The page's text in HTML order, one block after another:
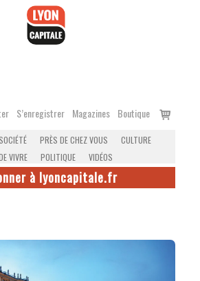
S’enregistrer Magazines Boutique
Voir
SOCIÉTÉ PRÈS DE CHEZ VOUS
CULTURE
VIVRE
POLITIQUE VIDÉOS
à lyoncapitale.fr